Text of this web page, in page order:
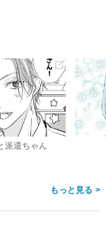
派遣ちゃん
>